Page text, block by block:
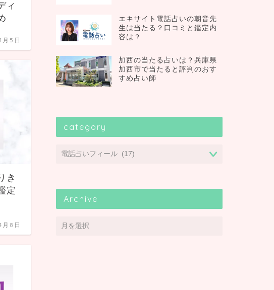
ィ
5日
き
定
8日
エキサイト電話占いの朝音先
生は当たる？口コミと鑑定内
容は？
加西の当たる占いは？兵庫県
加西市で当たると評判のおす
すめ占い師
category
Archive